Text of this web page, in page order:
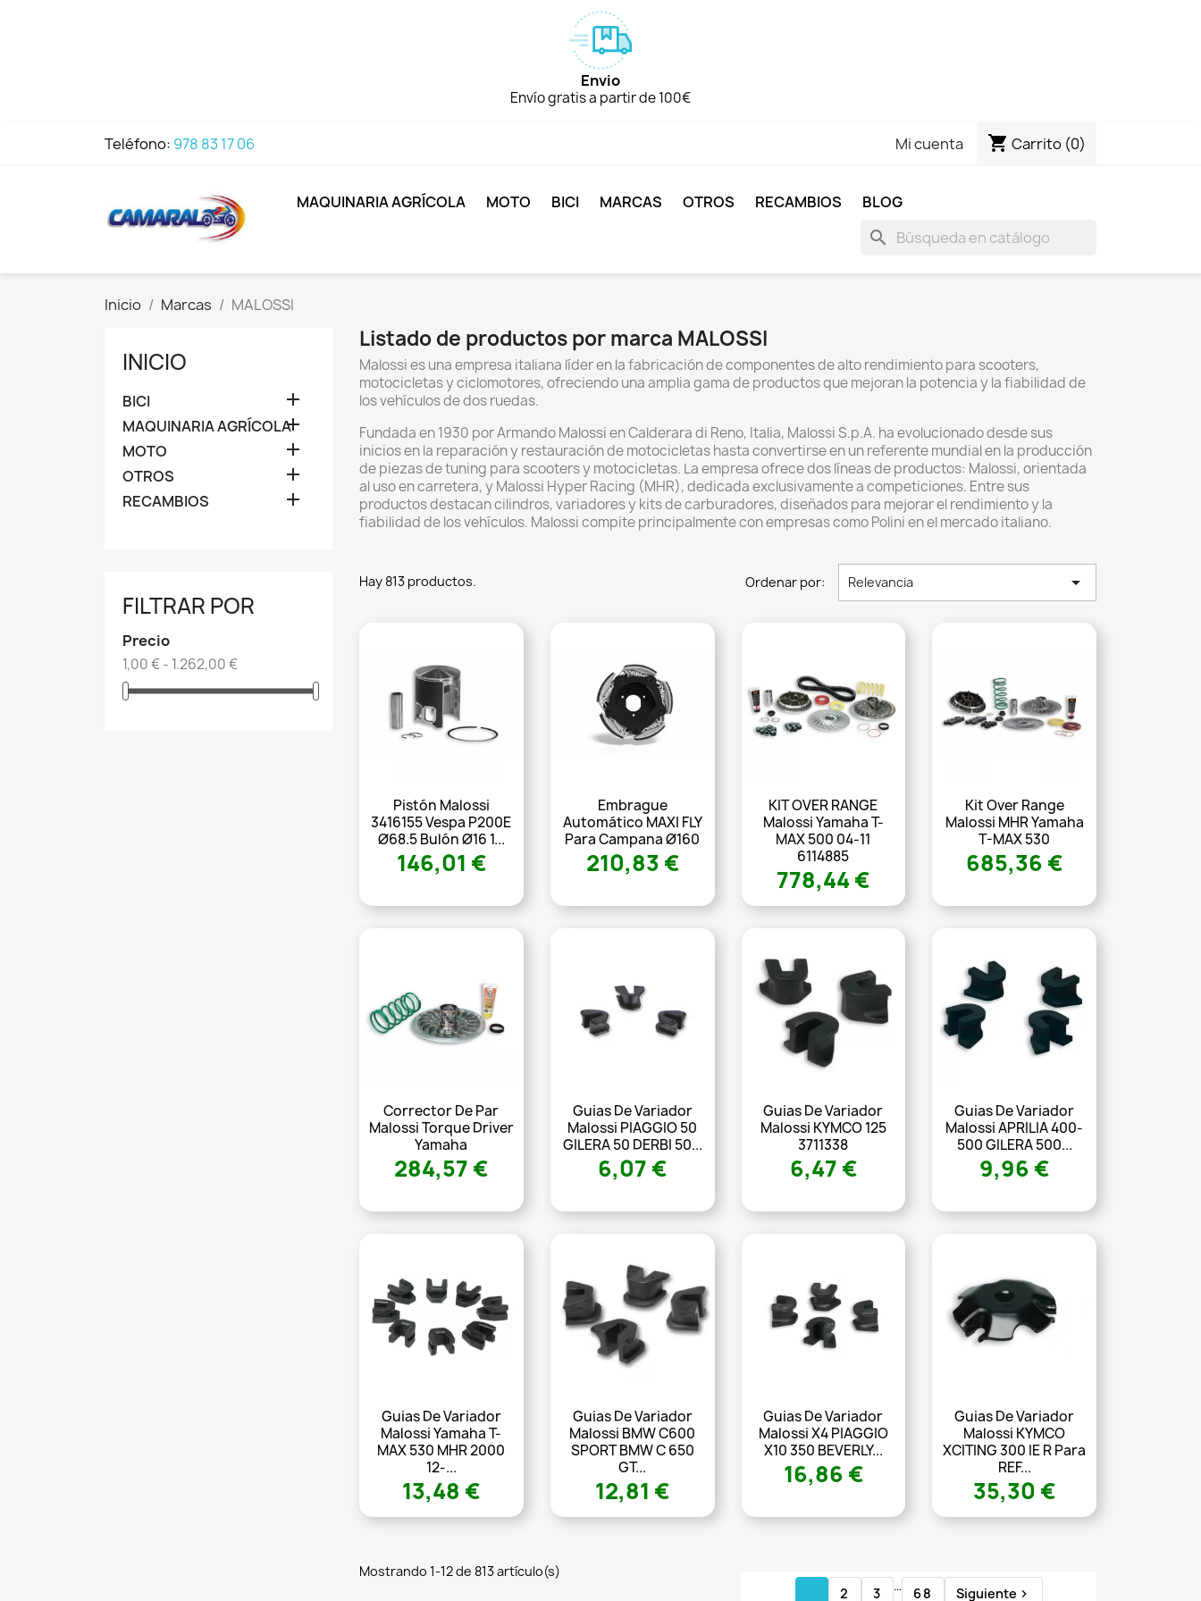
Envio
Envío gratis a partir de 100€
Teléfono: 978 83 17 06 Mi cuenta shopping_cart Carrito (0)
MAQUINARIA AGRÍCOLA MOTO BICI MARCAS OTROS RECAMBIOS BLOG
search
Inicio Marcas MALOSSI
INICIO
BICI 
MAQUINARIA AGRÍCOLA
MOTO 
OTROS 
RECAMBIOS 
FILTRAR POR
Precio
1,00 € - 1.262,00 €
Listado de productos por marca MALOSSI
Malossi es una empresa italiana líder en la fabricación de componentes de alto rendimiento para scooters,
motocicletas y ciclomotores, ofreciendo una amplia gama de productos que mejoran la potencia y la fiabilidad de
los vehículos de dos ruedas.
Fundada en 1930 por Armando Malossi en Calderara di Reno, Italia, Malossi S.p.A. ha evolucionado desde sus
inicios en la reparación y restauración de motocicletas hasta convertirse en un referente mundial en la producción
de piezas de tuning para scooters y motocicletas. La empresa ofrece dos líneas de productos: Malossi, orientada
al uso en carretera, y Malossi Hyper Racing (MHR), dedicada exclusivamente a competiciones. Entre sus
productos destacan cilindros, variadores y kits de carburadores, diseñados para mejorar el rendimiento y la
fiabilidad de los vehículos. Malossi compite principalmente con empresas como Polini en el mercado italiano.
Hay 813 productos. Ordenar por: Relevancia 
Pistón Malossi
3416155 Vespa P200E
Ø68.5 Bulón Ø16 1...
146,01 €
Embrague
Automático MAXI FLY
Para Campana Ø160
210,83 €
KIT OVER RANGE
Malossi Yamaha T-
MAX 500 04-11
6114885
778,44 €
Kit Over Range
Malossi MHR Yamaha
T-MAX 530
685,36 €
Corrector De Par
Malossi Torque Driver
Yamaha
284,57 €
Guias De Variador
Malossi PIAGGIO 50
GILERA 50 DERBI 50...
6,07 €
Guias De Variador
Malossi KYMCO 125
3711338
6,47 €
Guias De Variador
Malossi APRILIA 400-
500 GILERA 500...
9,96 €
Guias De Variador
Malossi Yamaha T-
MAX 530 MHR 2000
12-...
13,48 €
Guias De Variador
Malossi BMW C600
SPORT BMW C 650
GT...
12,81 €
Guias De Variador
Malossi X4 PIAGGIO
X10 350 BEVERLY...
16,86 €
Guias De Variador
Malossi KYMCO
XCITING 300 IE R Para
REF...
35,30 €
Mostrando 1-12 de 813 artículo(s)
2 3 … 68 Siguiente 